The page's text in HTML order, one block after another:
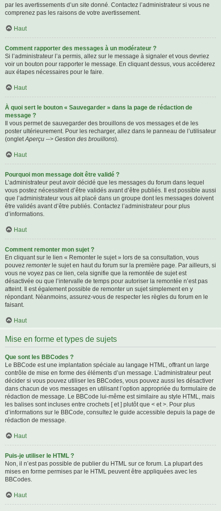
par les avertissements d’un site donné. Contactez l’administrateur si vous ne
comprenez pas les raisons de votre avertissement.
Haut
Comment rapporter des messages à un modérateur ?
Si l’administrateur l’a permis, allez sur le message à signaler et vous devriez
voir un bouton pour rapporter le message. En cliquant dessus, vous accéderez
aux étapes nécessaires pour le faire.
Haut
À quoi sert le bouton « Sauvegarder » dans la page de rédaction de
message ?
Il vous permet de sauvegarder des brouillons de vos messages et de les
poster ultérieurement. Pour les recharger, allez dans le panneau de l’utilisateur
(ongletAperçu --> Gestion des brouillons).
Haut
Pourquoi mon message doit être validé ?
L’administrateur peut avoir décidé que les messages du forum dans lequel
vous postez nécessitent d’être validés avant d’être publiés. Il est possible aussi
que l’administrateur vous ait placé dans un groupe dont les messages doivent
être validés avant d’être publiés. Contactez l’administrateur pour plus
d’informations.
Haut
Comment remonter mon sujet ?
En cliquant sur le lien « Remonter le sujet » lors de sa consultation, vous
pouvez remonterle sujet en haut du forum sur la première page. Par ailleurs, si
vous ne voyez pas ce lien, cela signifie que la remontée de sujet est
désactivée ou que l’intervalle de temps pour autoriser la remontée n’est pas
atteint. Il est également possible de remonter un sujet simplement en y
répondant. Néanmoins, assurez-vous de respecter les règles du forum en le
faisant.
Haut
Mise en forme et types de sujets
Que sont les BBCodes ?
Le BBCode est une implantation spéciale au langage HTML, offrant un large
contrôle de mise en forme des éléments d’un message. L’administrateur peut
décider si vous pouvez utiliser les BBCodes, vous pouvez aussi les désactiver
dans chacun de vos messages en utilisant l’option appropriée du formulaire de
rédaction de message. Le BBCode lui-même est similaire au style HTML, mais
les balises sont incluses entre crochets [ et ] plutôt que < et >. Pour plus
d’informations sur le BBCode, consultez le guide accessible depuis la page de
rédaction de message.
Haut
Puis-je utiliser le HTML ?
Non, il n’est pas possible de publier du HTML sur ce forum. La plupart des
mises en forme permises par le HTML peuvent être appliquées avec les
BBCodes.
Haut